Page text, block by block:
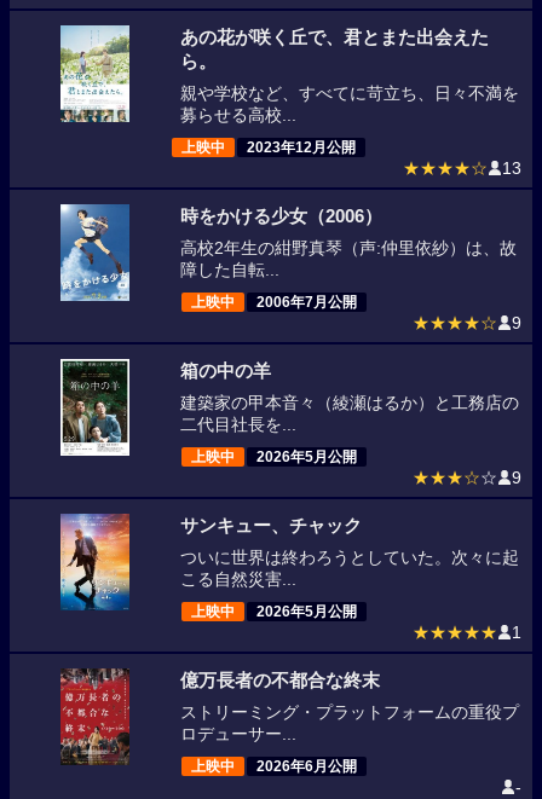
あの花が咲く丘で、君とまた出会えた
ら。
親や学校など、すべてに苛立ち、日々不満を
募らせる高校...
上映中 2023年12月公開
★★★★☆ 13
時をかける少女（2006）
高校2年生の紺野真琴（声:仲里依紗）は、故
障した自転...
上映中 2006年7月公開
★★★★☆ 9
箱の中の羊
建築家の甲本音々（綾瀬はるか）と工務店の
二代目社長を...
上映中 2026年5月公開
★★★☆☆ 9
サンキュー、チャック
ついに世界は終わろうとしていた。次々に起
こる自然災害...
上映中 2026年5月公開
★★★★★ 1
億万長者の不都合な終末
ストリーミング・プラットフォームの重役プ
ロデューサー...
上映中 2026年6月公開
-